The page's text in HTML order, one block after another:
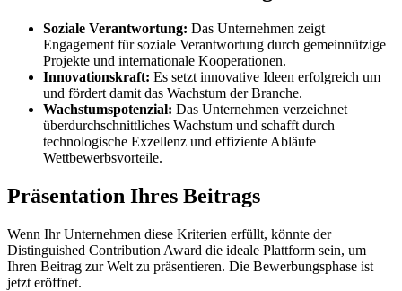
Soziale Verantwortung: Das Unternehmen zeigt
Engagement für soziale Verantwortung durch gemeinnützige
Projekte und internationale Kooperationen.
Innovationskraft: Es setzt innovative Ideen erfolgreich um
und fördert damit das Wachstum der Branche.
Wachstumspotenzial: Das Unternehmen verzeichnet
überdurchschnittliches Wachstum und schafft durch
technologische Exzellenz und effiziente Abläufe
Wettbewerbsvorteile.
Präsentation Ihres Beitrags
Wenn Ihr Unternehmen diese Kriterien erfüllt, könnte der
Distinguished Contribution Award die ideale Plattform sein, um
Ihren Beitrag zur Welt zu präsentieren. Die Bewerbungsphase ist
jetzt eröffnet.